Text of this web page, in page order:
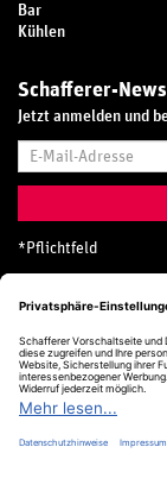
Bar
Kühlen
Schafferer-
Jetzt anmelden und
Mail-
* Pflichtfeld
Hotline
0800 20
Kostenlos aus dem
24 Stunden / 365